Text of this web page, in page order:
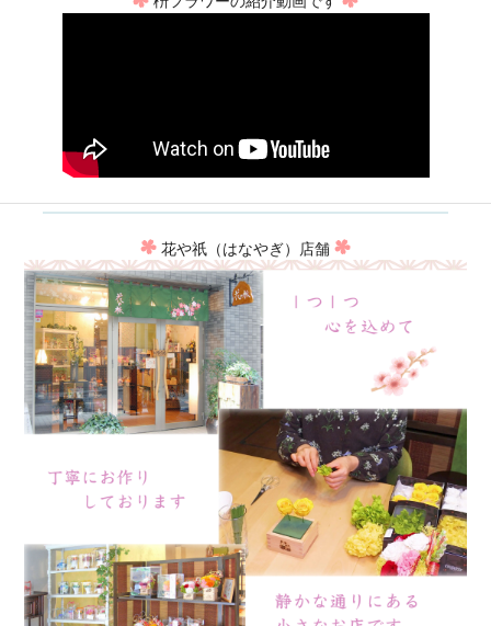
花や祇（はなやぎ）店舗